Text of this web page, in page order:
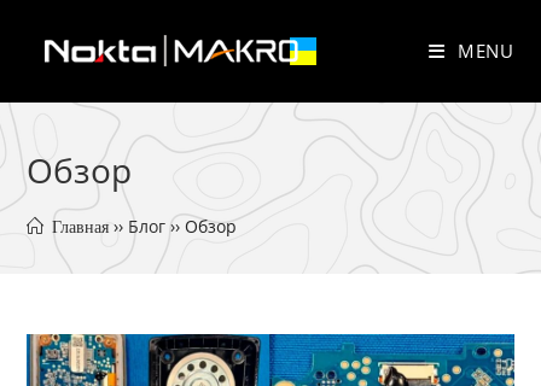
content
MENU
Обзор
Главная ›› Блог ›› Обзор